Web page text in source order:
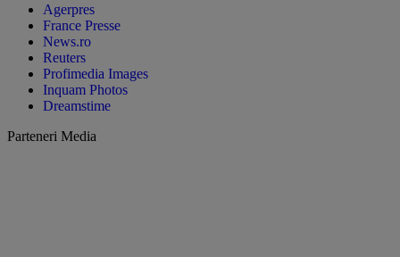
Agerpres
France Presse
News.ro
Reuters
Profimedia Images
Inquam Photos
Dreamstime
Parteneri Media